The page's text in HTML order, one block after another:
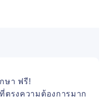
ษา ฟรี!
ตรงความต้องการมาก